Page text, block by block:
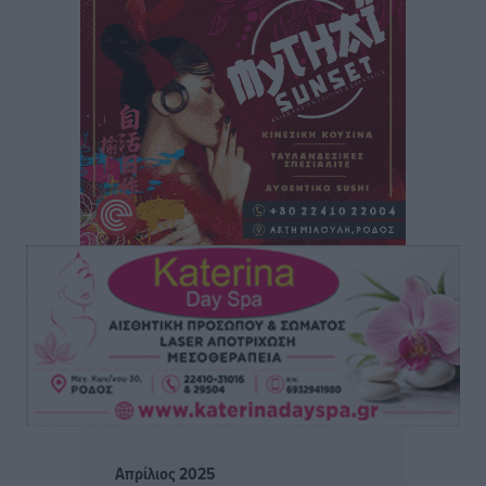
Ο Πελεκάνος, οι ανεμογεννήτριες και μια κοινότητα
που κανείς δεν ρώτησε
Δημο-Κρίσεις πριν 7 ώρες
Η Ρόδος περιμένει και οι θεσμοί της λογομαχούν
Δημο-Κρίσεις• πριν 7 ώρες
Τα Γλυπτά του Παρθενώνα ως προσωπικό δώρο στον
Τραμπ
Δημο-Κρίσεις πριν 7 ώρες
Το στενό της Κρεμαστής μπήκε στη λίστα των 7
θαυμάτων της αναμονής
Δημο-Κρίσεις πριν 7 ώρες
για τον τουρισμό
Απρίλιος 2025